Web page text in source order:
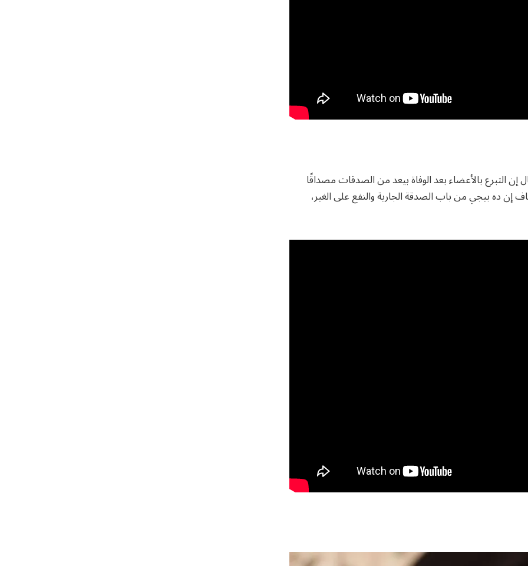
إن التبرع بالأعضاء بعد الوفاة بيعد من الصدقات مصداقًا
إن ده بيجي من باب الصدقة الجارية والنفع على الغير،